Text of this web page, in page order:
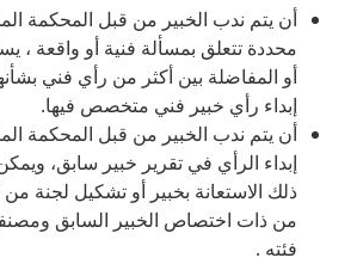
أن يتم ندب الخبير من قبل المحكمة
محددة تتعلق بمسألة فنية أو واقعة ،
أو المفاضلة بين أكثر من رأي فني
إبداء رأي خبير فني متخصص فيها.
أن يتم ندب الخبير من قبل المحكمة
إبداء الرأي في تقرير خبير سابق،
ذلك الاستعانة بخبير أو تشكيل لجنة من
من ذات اختصاص الخبير السابق
فئته .